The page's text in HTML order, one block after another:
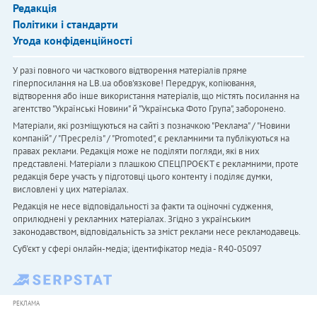
Редакція
Політики і стандарти
Угода конфіденційності
У разі повного чи часткового відтворення матеріалів пряме
гіперпосилання на LB.ua обов'язкове! Передрук, копіювання,
відтворення або інше використання матеріалів, що містять посилання на
агентство "Українськi Новини" й "Українська Фото Група", заборонено.
Матеріали, які розміщуються на сайті з позначкою "Реклама" / "Новини
компаній" / "Пресреліз" / "Promoted", є рекламними та публікуються на
правах реклами. Редакція може не поділяти погляди, які в них
представлені. Матеріали з плашкою СПЕЦПРОЄКТ є рекламними, проте
редакція бере участь у підготовці цього контенту і поділяє думки,
висловлені у цих матеріалах.
Редакція не несе відповідальності за факти та оціночні судження,
оприлюднені у рекламних матеріалах. Згідно з українським
законодавством, відповідальність за зміст реклами несе рекламодавець.
Cуб'єкт у сфері онлайн-медіа; ідентифікатор медіа - R40-05097
РЕКЛАМА